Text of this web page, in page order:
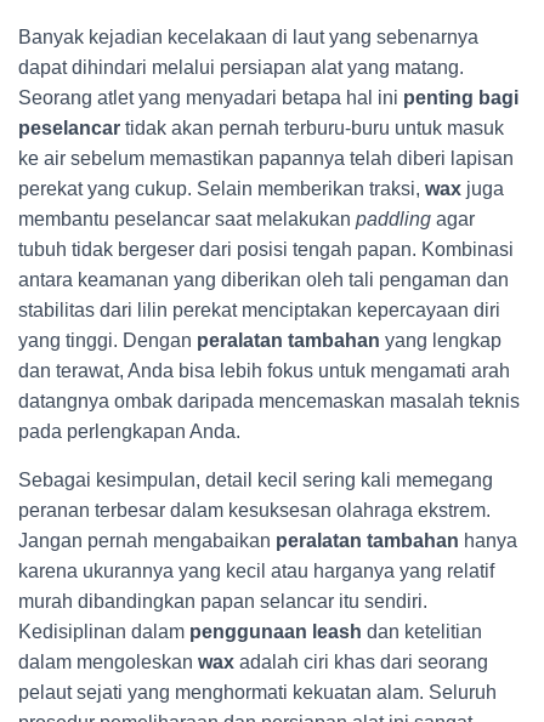
Banyak kejadian kecelakaan di laut yang sebenarnya
dapat dihindari melalui persiapan alat yang matang.
Seorang atlet yang menyadari betapa hal ini penting bagi
peselancar tidak akan pernah terburu-buru untuk masuk
ke air sebelum memastikan papannya telah diberi lapisan
perekat yang cukup. Selain memberikan traksi, wax juga
membantu peselancar saat melakukan paddling agar
tubuh tidak bergeser dari posisi tengah papan. Kombinasi
antara keamanan yang diberikan oleh tali pengaman dan
stabilitas dari lilin perekat menciptakan kepercayaan diri
yang tinggi. Dengan peralatan tambahan yang lengkap
dan terawat, Anda bisa lebih fokus untuk mengamati arah
datangnya ombak daripada mencemaskan masalah teknis
pada perlengkapan Anda.
Sebagai kesimpulan, detail kecil sering kali memegang
peranan terbesar dalam kesuksesan olahraga ekstrem.
Jangan pernah mengabaikan peralatan tambahan hanya
karena ukurannya yang kecil atau harganya yang relatif
murah dibandingkan papan selancar itu sendiri.
Kedisiplinan dalam penggunaan leash dan ketelitian
dalam mengoleskan wax adalah ciri khas dari seorang
pelaut sejati yang menghormati kekuatan alam. Seluruh